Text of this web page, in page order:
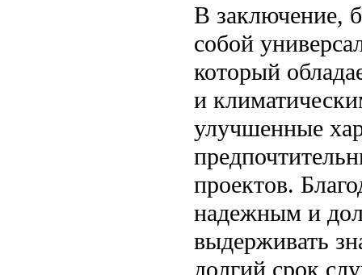
В заключение,
собой
который
и
улучшенные
проектов.
надежным и
выдерживать
долгий срок